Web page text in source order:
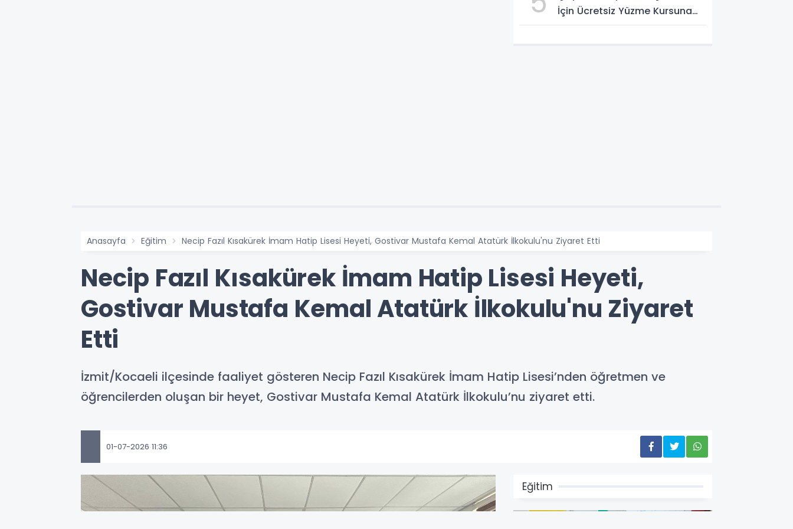
İçin Ücretsiz Yüzme Kursuna
Anasayfa Eğitim Necip Fazıl Kısakürek İmam Hatip Lisesi Heyeti, Gostivar Mustafa Kemal Atatürk İlkokulu'nu Ziyaret Etti
Necip Fazıl Kısakürek İmam Hatip Lisesi Heyeti,
Gostivar Mustafa Kemal Atatürk İlkokulu'nu Ziyaret
Etti
İzmit/Kocaeli ilçesinde faaliyet gösteren Necip Fazıl Kısakürek İmam Hatip Lisesi’nden öğretmen ve
öğrencilerden oluşan bir heyet, Gostivar Mustafa Kemal Atatürk İlkokulu’nu ziyaret etti.
01-07-2026 11:36
Eğitim